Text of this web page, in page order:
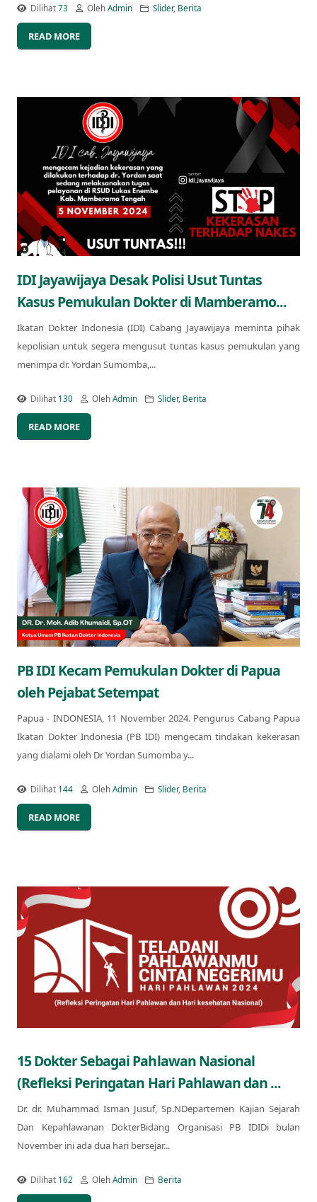
Dilihat73 OlehAdmin Slider, Berita
READ MORE
IDI Jayawijaya Desak Polisi Usut Tuntas
Kasus Pemukulan Dokter di Mamberamo...
Ikatan Dokter Indonesia (IDI) Cabang Jayawijaya meminta pihak
kepolisian untuk segera mengusut tuntas kasus pemukulan yang
menimpa dr. Yordan Sumomba,...
Dilihat 130 OlehAdmin Slider, Berita
READ MORE
PB IDI Kecam Pemukulan Dokter di Papua
oleh Pejabat Setempat
Papua - INDONESIA, 11 November 2024. Pengurus Cabang Papua
Ikatan Dokter Indonesia (PB IDI) mengecam tindakan kekerasan
yang dialami oleh Dr Yordan Sumomba y...
Dilihat 144 OlehAdmin Slider, Berita
READ MORE
15 Dokter Sebagai Pahlawan Nasional
(Refleksi Peringatan Hari Pahlawan dan ...
Dr. dr. Muhammad Isman Jusuf, Sp.NDepartemen Kajian Sejarah
Dan Kepahlawanan DokterBidang Organisasi PB IDIDi bulan
November ini ada dua hari bersejar...
Dilihat 162 OlehAdmin Berita